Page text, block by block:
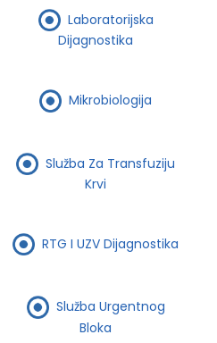
Laboratorijska
Dijagnostika
Mikrobiologija
Služba Za Transfuziju
Krvi
RTG I UZV Dijagnostika
Služba Urgentnog
Bloka